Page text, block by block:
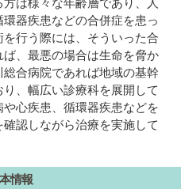
は様々な年齢層であり、人
器疾患などの合併症を患っ
行う際には、そういった合
、最悪の場合は生命を脅か
合病院であれば地域の基幹
、幅広い診療科を展開して
心疾患、循環器疾患などを
認しながら治療を実施して
情報